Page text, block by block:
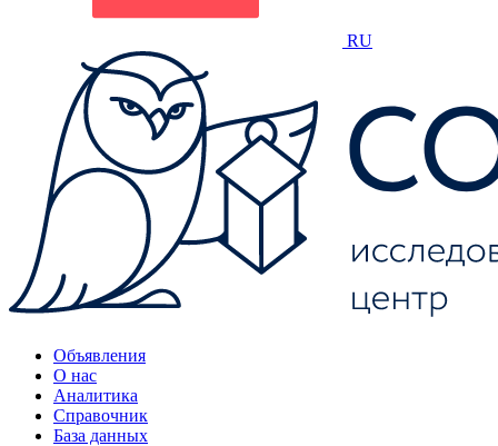
RU
Объявления
О нас
Аналитика
Справочник
База данных